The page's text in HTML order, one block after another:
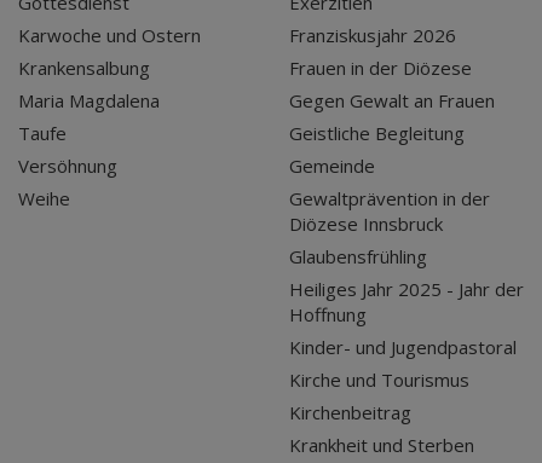
Karwoche und Ostern
Krankensalbung
Maria Magdalena
Taufe
Versöhnung
Weihe
Franziskusjahr 2026
Frauen in der Diözese
Gegen Gewalt an Frauen
Geistliche Begleitung
Gemeinde
Gewaltprävention in der
Diözese Innsbruck
Glaubensfrühling
Heiliges Jahr 2025 - Jahr der
Hoffnung
Kinder- und Jugendpastoral
Kirche und Tourismus
Kirchenbeitrag
Krankheit und Sterben